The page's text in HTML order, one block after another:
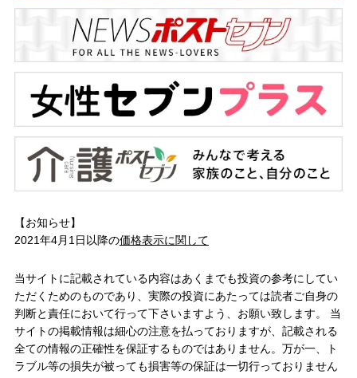
【お知らせ】
2021年4月1日以降の価格表示に関して
当サイトに記載されている内容はあくまでも投資の参考にしてい
ただくためのものであり、実際の投資にあたっては読者ご自身の
判断と責任において行って下さいますよう、お願い致します。 当
サイトの掲載情報は細心の注意を払っておりますが、記載される
全ての情報の正確性を保証するものではありません。万が一、ト
ラブル等の損失が被っても損害等の保証は一切行っておりません